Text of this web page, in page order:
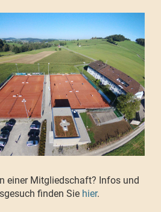
einer Mitgliedschaft? Infos und
finden Sie hier.